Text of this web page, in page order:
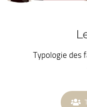
Typologie des